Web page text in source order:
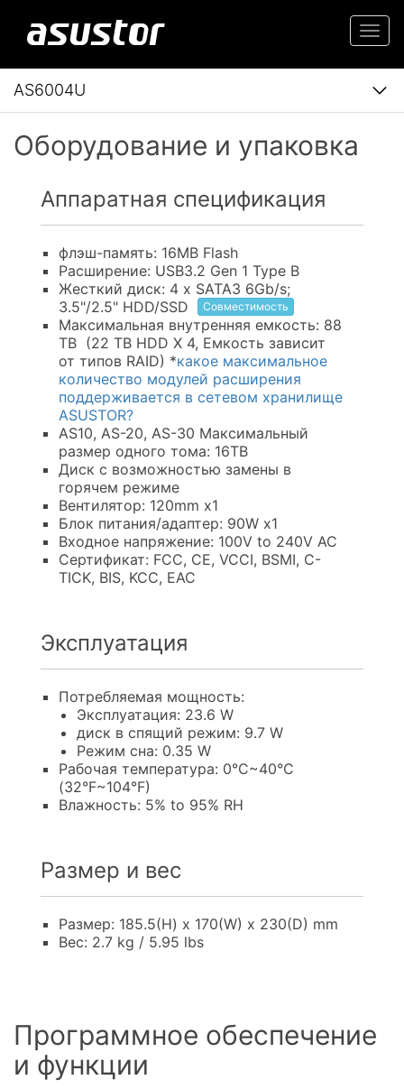
AS6004U
Оборудование и упаковка
Аппаратная спецификация
флэш-память: 16MB Flash
Расширение: USB3.2 Gen 1 Type B
Жесткий диск: 4 x SATA3 6Gb/s;
3.5"/2.5" HDD/SSD
Совместимость
Максимальная внутренняя емкость: 88
TB (22 TB HDD X 4, Емкость зависит
от типов RAID) *какое максимальное
количество модулей расширения
поддерживается в сетевом хранилище
ASUSTOR?
AS10, AS-20, AS-30 Максимальный
размер одного тома: 16TB
Диск с возможностью замены в
горячем режиме
Вентилятор: 120mm x1
Блок питания/адаптер: 90W x1
Входное напряжение: 100V to 240V AC
Сертификат: FCC, CE, VCCI, BSMI, C-
TICK, BIS, KCC, EAC
Эксплуатация
Потребляемая мощность:
Эксплуатация: 23.6 W
диск в спящий режим: 9.7 W
Режим сна: 0.35 W
Рабочая температура: 0°C~40°C
(32°F~104°F)
Влажность: 5% to 95% RH
Размер и вес
Размер: 185.5(H) x 170(W) x 230(D) mm
Вес: 2.7 kg / 5.95 lbs
Программное обеспечение
и функции